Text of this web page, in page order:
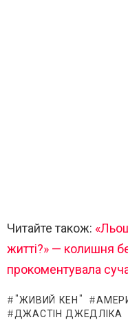
Читайте також:
житті?» — колишня
прокоментувала
"ЖИВИЙ КЕН"
ДЖАСТІН ДЖЕДЛІКА